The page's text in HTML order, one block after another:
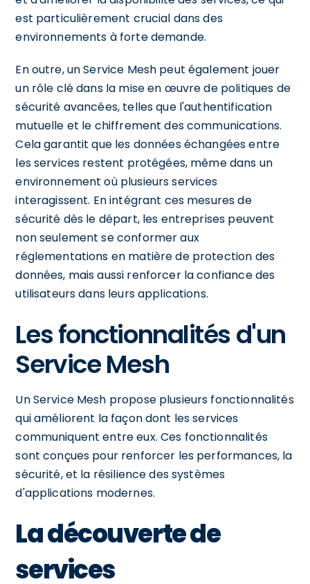
est particulièrement crucial dans des
environnements à forte demande.
En outre, un Service Mesh peut également jouer
un rôle clé dans la mise en œuvre de politiques de
sécurité avancées, telles que l'authentification
mutuelle et le chiffrement des communications.
Cela garantit que les données échangées entre
les services restent protégées, même dans un
environnement où plusieurs services
interagissent. En intégrant ces mesures de
sécurité dès le départ, les entreprises peuvent
non seulement se conformer aux
réglementations en matière de protection des
données, mais aussi renforcer la confiance des
utilisateurs dans leurs applications.
Les fonctionnalités d'un
Service Mesh
Un Service Mesh propose plusieurs fonctionnalités
qui améliorent la façon dont les services
communiquent entre eux. Ces fonctionnalités
sont conçues pour renforcer les performances, la
sécurité, et la résilience des systèmes
d'applications modernes.
La découverte de
services